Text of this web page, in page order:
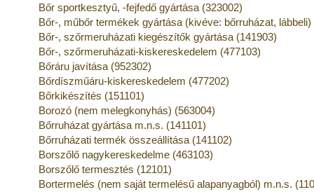
Bőr sportkesztyű, -fejfedő gyártása (323002)
Bőr-, műbőr termékek gyártása (kivéve: bőrruházat,
Bőr-, szőrmeruházati kiegészítők gyártása (141903)
Bőr-, szőrmeruházati-kiskereskedelem (477103)
Bőráru javítása (952302)
Bőrdíszműáru-kiskereskedelem (477202)
Bőrkikészítés (151101)
Borozó (nem melegkonyhás) (563004)
Bőrruházat gyártása m.n.s. (141101)
Bőrruházati termék összeállítása (141102)
Borszőlő nagykereskedelme (463103)
Borszőlő termesztés (12101)
Bortermelés (nem saját termelésű alapanyagból) m.n.s.